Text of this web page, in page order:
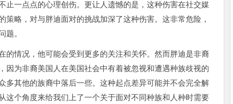
止一点点的心理创伤。更让人遗憾的是，这种伤害在社交媒
略，对与胖迪面对的挑战加深了这种伤害。这非常危险，
题。
的情况，他可能会受到更多的关注和关怀。然而胖迪是非裔
因为非裔美国人在美国社会中有着被忽视和遭遇种族歧视的
多其他的族裔中落后一些。这种起点差异可能并不会完全解
这个角度来给我们上了一个关于面对不同种族和人种时需要